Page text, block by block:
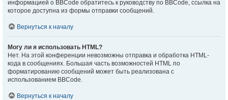
информацией о BBCode обратитесь к руководству по BBCode, ссылка на
которое доступна из формы отправки сообщений.
Вернуться к началу
Могу ли я использовать HTML?
Нет. На этой конференции невозможны отправка и обработка HTML-
кода в сообщениях. Большая часть возможностей HTML по
форматированию сообщений может быть реализована с
использованием BBCode.
Вернуться к началу